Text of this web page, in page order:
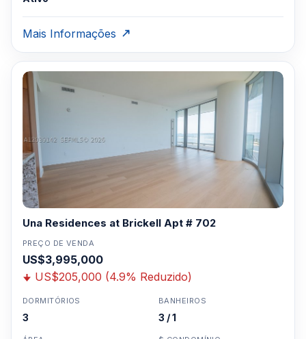
Mais Informações
Una Residences at Brickell Apt # 702
PREÇO DE VENDA
US$3,995,000
US$205,000 (4.9% Reduzido)
DORMITÓRIOS
3
BANHEIROS
3 / 1